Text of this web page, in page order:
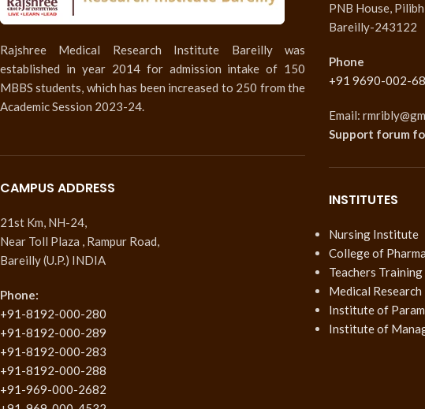
Rajshree Medical Research Institute Bareilly was
established in year 2014 for admission intake of 150
MBBS students, which has been increased to 250 from the
Academic Session 2023-24.
CAMPUS ADDRESS
21st Km, NH-24,
Near Toll Plaza , Rampur Road,
Bareilly (U.P.) INDIA
Phone:
+91-8192-000-280
+91-8192-000-289
+91-8192-000-283
+91-8192-000-288
+91-969-000-2682
PNB House,
Bareilly-243122
Phone
+91 9690-002-
Email:
Support forum
INSTITUTES
Nursing Institute
College of
Teachers
Medical
Institute of
Institute of